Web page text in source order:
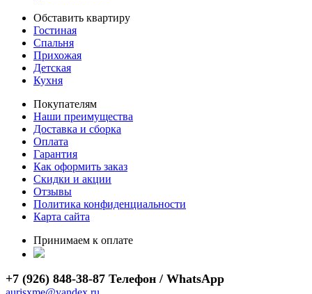
Обставить квартиру
Гостиная
Спальня
Прихожая
Детская
Кухня
Покупателям
Наши преимущества
Доставка и сборка
Оплата
Гарантия
Как оформить заказ
Скидки и акции
Отзывы
Политика конфиденциальности
Карта сайта
Принимаем к оплате
+7 (926) 848-38-87 Телефон / WhatsApp